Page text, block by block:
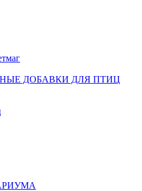
ДОБАВКИ ДЛЯ ПТИЦ